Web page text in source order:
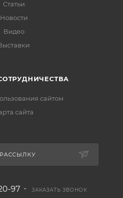
Статьи
Новости
Видео
сайтом
сайта
97 ЗАКАЗАТЬ ЗВОНОК